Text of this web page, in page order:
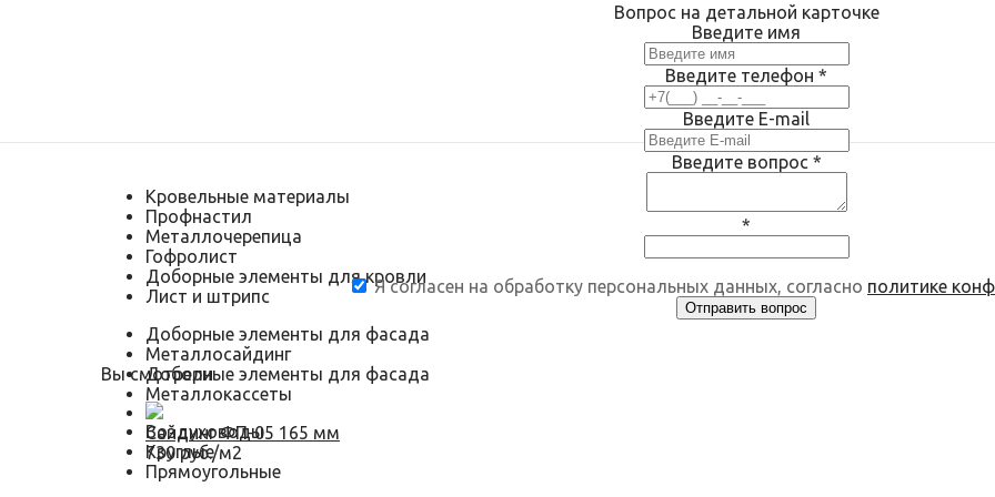
Вопрос на детальной карточке
Введите имя
Введите телефон *
Введите E-mail
Введите вопрос *
*
Я согласен на обработку персональных данных, согласно политике
Вы смотрели
Сайдинг ФП-05 165 мм
730 руб./м2
Кровельные материалы
Профнастил
Металлочерепица
Гофролист
Доборные элементы для кровли
Лист и штрипс
Доборные элементы для фасада
Металлосайдинг
Доборные элементы для фасада
Металлокассеты
Воздуховоды
Круглые
Прямоугольные